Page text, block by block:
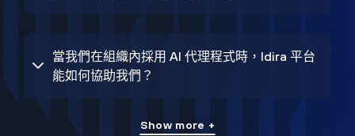
當我們在組織內採用 AI 代理程式時，Idira 平台
能如何協助我們？
Show more +